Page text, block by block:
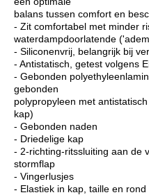
balans tussen comfort en
- Zit comfortabel met minder
waterdampdoorlatende
- Siliconenvrij, belangrijk bij
- Antistatisch, getest volgens
- Gebonden
gebonden
polypropyleen met
kap)
- Gebonden naden
- Driedelige kap
- 2-richting-ritssluiting aan de
stormflap
- Vingerlusjes
- Elastiek in kap, taille en